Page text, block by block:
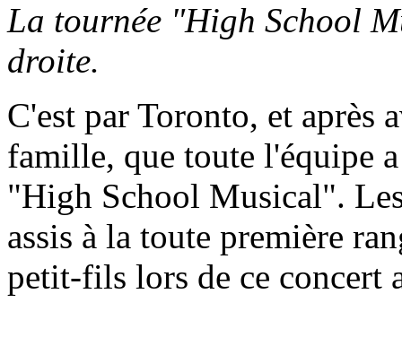
La tournée "High School
droite.
C'est par Toronto, et après
famille, que toute l'équipe
"High School Musical".
assis à la toute première
petit-fils lors de ce concert